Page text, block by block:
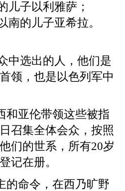
儿子以利雅萨；
南的儿子亚希拉。
中选出的人，他们是
领，也是以色列军中
和亚伦带领这些被指
召集全体会众，按照
们的世系，所有20岁
记在册。
的命令，在西乃旷野